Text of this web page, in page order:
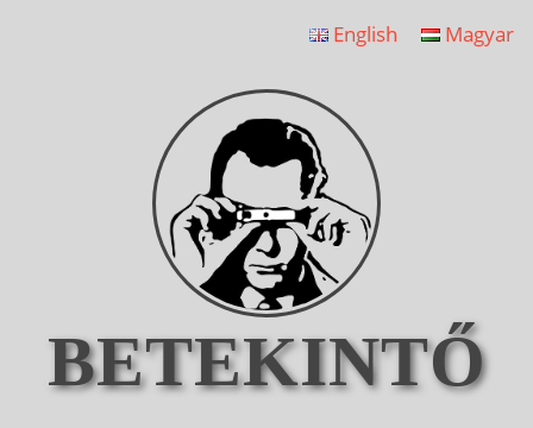
English Magyar
BETEKINTŐ